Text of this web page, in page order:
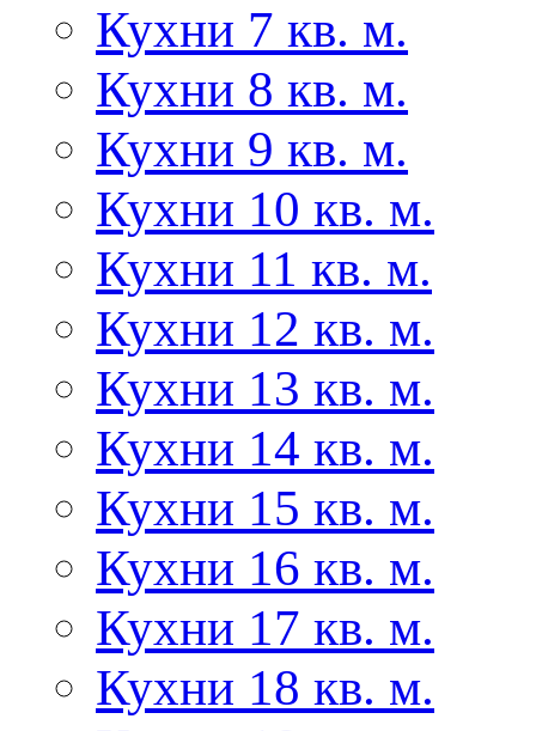
Кухни 7 кв. м.
Кухни 8 кв. м.
Кухни 9 кв. м.
Кухни 10 кв. м.
Кухни 11 кв. м.
Кухни 12 кв. м.
Кухни 13 кв. м.
Кухни 14 кв. м.
Кухни 15 кв. м.
Кухни 16 кв. м.
Кухни 17 кв. м.
Кухни 18 кв. м.